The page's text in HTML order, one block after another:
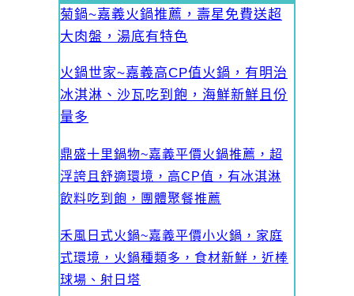
菊鍋~嘉義火鍋推薦，壽星免費送超
大肉盤，湯底有特色
火鍋世家~嘉義高CP值火鍋，有明治
冰淇淋、沙瓦吃到飽，海鮮新鮮且份
量多
鼎盛十里鍋物~嘉義平價火鍋推薦，超
浮誇且舒適環境，高CP值，有冰淇淋
飲料吃到飽，團體聚餐推薦
禾風日式火鍋~嘉義平價小火鍋，家庭
式環境，火鍋種類多，食材新鮮，近棒
球場、射日塔